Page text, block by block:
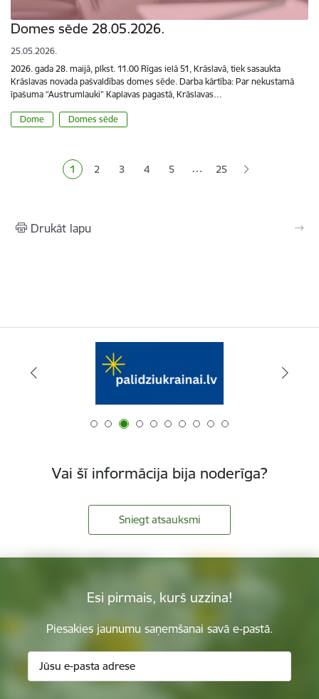
Domes sēde 28.05.2026.
25.05.2026.
2026. gada 28. maijā, plkst. 11.00 Rīgas ielā 51, Krāslavā, tiek sasaukta
Krāslavas novada pašvaldības domes sēde. Darba kārtība: Par nekustamā
īpašuma “Austrumlauki” Kaplavas pagastā, Krāslavas…
Dome Domes sēde
Pašreizējā lapa
1 Lapa
2 Lapa
3 Lapa
4 Lapa
5 … 25
Drukāt lapu
Vai šī informācija bija noderīga?
Sniegt atsauksmi
Esi pirmais, kurš uzzina!
Piesakies jaunumu saņemšanai savā e-pastā.